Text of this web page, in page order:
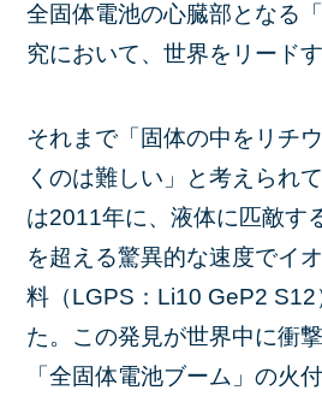
全固体電池の心臓部となる
究において、世界をリード
それまで「固体の中をリチ
くのは難しい」と考えられ
は2011年に、液体に匹敵す
を超える驚異的な速度でイ
料（LGPS：Li10 GeP2 S12
た。この発見が世界中に衝
「全固体電池ブーム」の火